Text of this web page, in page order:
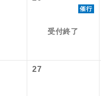
催行
受付終了
27
ん。別途お支払いが必要と
、子供1,160円
るコースです。